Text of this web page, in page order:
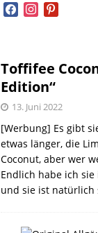
facebookinstagram
pinterest
Toffifee
Edition“
13. Juni 2022
[Werbung] Es gibt
etwas länger, die
Coconut, aber wer
Endlich habe ich
und sie ist natürlich